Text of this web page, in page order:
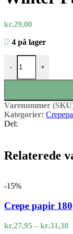
kr.29,00
4 på lager
-
Winter Pastels A6
+
Varenummer
Kategorier:
Del:
Relaterede
-15%
Crepe papir
kr.27,95 – kr.31,38